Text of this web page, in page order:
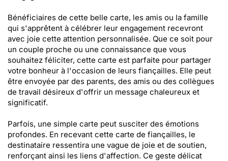
Bénéficiaires de cette belle carte, les amis ou la famille
qui s'apprêtent à célébrer leur engagement recevront
avec joie cette attention personnalisée. Que ce soit pour
un couple proche ou une connaissance que vous
souhaitez féliciter, cette carte est parfaite pour partager
votre bonheur à l'occasion de leurs fiançailles. Elle peut
être envoyée par des parents, des amis ou des collègues
de travail désireux d'offrir un message chaleureux et
significatif.
Parfois, une simple carte peut susciter des émotions
profondes. En recevant cette carte de fiançailles, le
destinataire ressentira une vague de joie et de soutien,
renforçant ainsi les liens d'affection. Ce geste délicat